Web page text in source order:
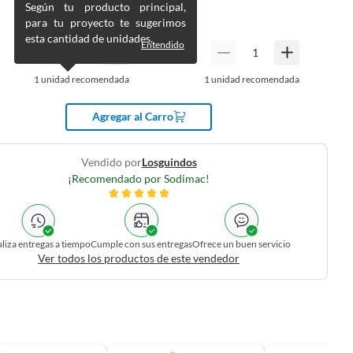
1 unidad recomendada
Según tu producto principal,
para tu proyecto te sugerimos
esta cantidad de unidades.Entendido
1 unidad recomendada
Agregar al Carro
Vendido porLosguindos
¡Recomendado por Sodimac!
entregas a tiempoCumple con sus entregasOfrece un buen servicio
Ver todos los productos de este vendedor